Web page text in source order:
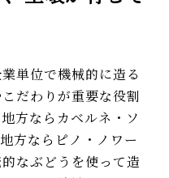
単位で機械的に造る
だわりが重要な役割
方ならカベルネ・ソ
方ならピノ・ノワー
なぶどうを使って造